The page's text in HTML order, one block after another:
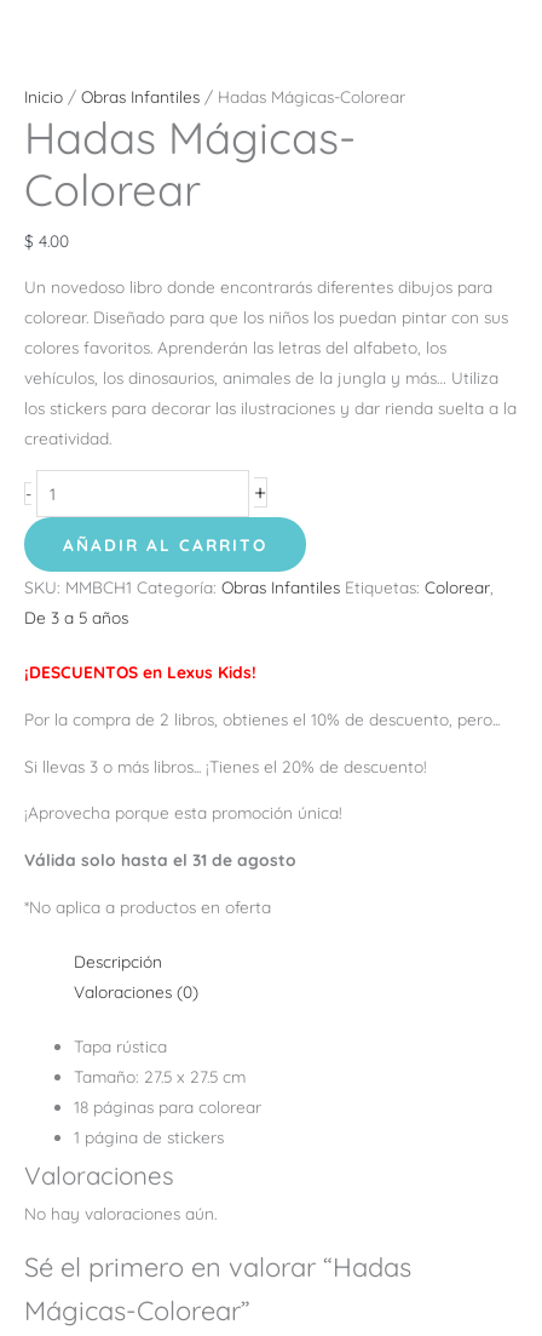
Inicio / Obras Infantiles / Hadas Mágicas-Colorear
Hadas Mágicas-
Colorear
$ 4.00
Un novedoso libro donde encontrarás diferentes dibujos para
colorear. Diseñado para que los niños los puedan pintar con sus
colores favoritos. Aprenderán las letras del alfabeto, los
vehículos, los dinosaurios, animales de la jungla y más… Utiliza
los stickers para decorar las ilustraciones y dar rienda suelta a la
creatividad.
- +
AÑADIR AL CARRITO
SKU: MMBCH1 Categoría: Obras Infantiles Etiquetas: Colorear,
De 3 a 5 años
¡DESCUENTOS en Lexus Kids!
Por la compra de 2 libros, obtienes el 10% de descuento, pero...
Si llevas 3 o más libros... ¡Tienes el 20% de descuento!
¡Aprovecha porque esta promoción única!
Válida solo hasta el 31 de agosto
*No aplica a productos en oferta
Descripción
Valoraciones (0)
Tapa rústica
Tamaño: 27.5 x 27.5 cm
18 páginas para colorear
1 página de stickers
Valoraciones
No hay valoraciones aún.
Sé el primero en valorar “Hadas
Mágicas-Colorear”